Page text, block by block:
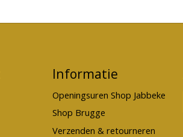
Informatie
Openingsuren Shop Jabbeke
Shop Brugge
Verzenden & retourneren